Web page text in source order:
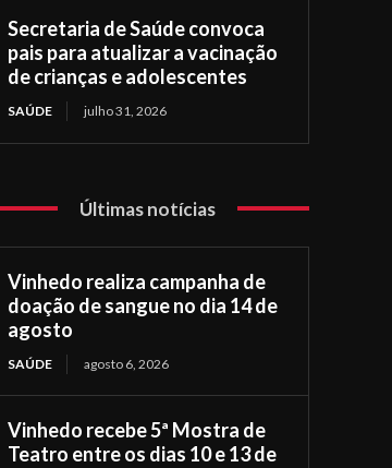
Secretaria de Saúde convoca
pais para atualizar a vacinação
de crianças e adolescentes
SAÚDE julho 31, 2026
Últimas notícias
Vinhedo realiza campanha de
doação de sangue no dia 14 de
agosto
SAÚDE agosto 6, 2026
Vinhedo recebe 5ª Mostra de
Teatro entre os dias 10 e 13 de